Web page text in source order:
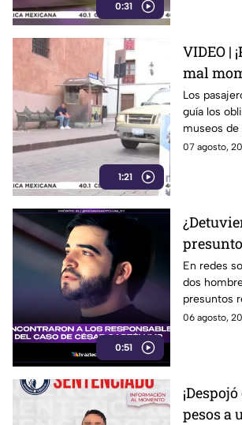
0:31
1:21
VIDEO |
mal
turistas
Los
guía los
museos de
07 agosto,
0:51
de César
Esto
En redes
dos
presuntos
hecho.
06 agosto,
pesos a